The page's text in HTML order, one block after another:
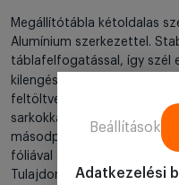
Megállítótábla kétoldalas
Alumínium szerkezettel.
táblafelfogatással, így szél
kilengéssel.
feltöltve érhetjük el a
sarkokkal, a plakátcsere
másodperc. A terméket
fóliával szállítjuk a plakátok
Tulajdonságok:Adatkezelési
Beállítások